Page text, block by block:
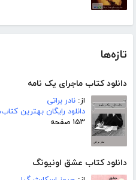
تازه‌ها
دانلود کتاب ماجرای یک نامه
از: نادر براتی
دانلود رایگان بهترین
۱۵۳ صفحه
دانلود کتاب عشق اونیونگ